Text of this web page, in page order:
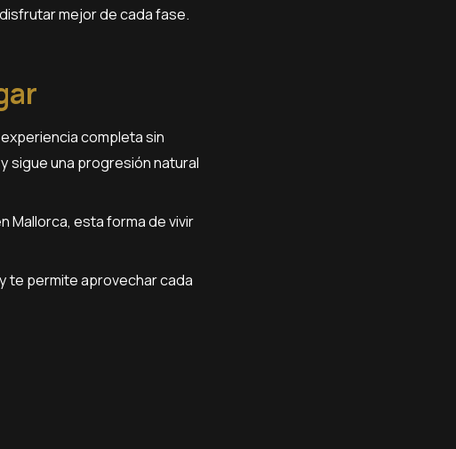
mejor de cada fase.
completa sin
sigue una progresión natural
Mallorca, esta forma de vivir
te permite aprovechar cada